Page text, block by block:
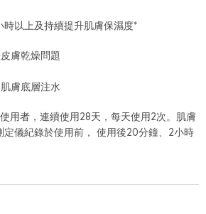
時以上及持續提升肌膚保濕度*
膚乾燥問題
膚底層注水
用者，連續使用28天，每天使用2次。肌膚
定儀紀錄於使用前， 使用後20分鐘、2小時